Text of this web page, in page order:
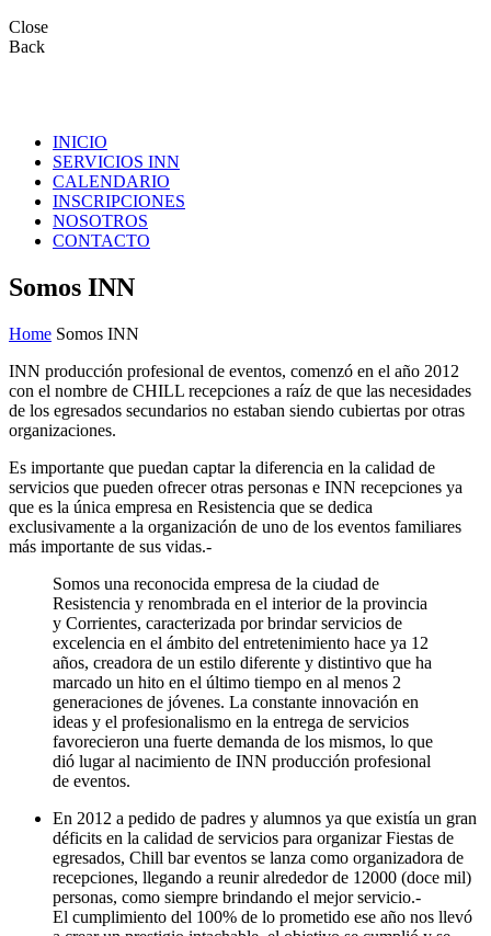
Close
Back
INICIO
SERVICIOS INN
CALENDARIO
INSCRIPCIONES
NOSOTROS
CONTACTO
Somos INN
Home Somos INN
INN producción profesional de eventos, comenzó en el año 2012
con el nombre de CHILL recepciones a raíz de que las necesidades
de los egresados secundarios no estaban siendo cubiertas por otras
organizaciones.
Es importante que puedan captar la diferencia en la calidad de
servicios que pueden ofrecer otras personas e INN recepciones ya
que es la única empresa en Resistencia que se dedica
exclusivamente a la organización de uno de los eventos familiares
más importante de sus vidas.-
Somos una reconocida empresa de la ciudad de
Resistencia y renombrada en el interior de la provincia
y Corrientes, caracterizada por brindar servicios de
excelencia en el ámbito del entretenimiento hace ya 12
años, creadora de un estilo diferente y distintivo que ha
marcado un hito en el último tiempo en al menos 2
generaciones de jóvenes. La constante innovación en
ideas y el profesionalismo en la entrega de servicios
favorecieron una fuerte demanda de los mismos, lo que
dió lugar al nacimiento de INN producción profesional
de eventos.
En 2012 a pedido de padres y alumnos ya que existía un gran
déficits en la calidad de servicios para organizar Fiestas de
egresados, Chill bar eventos se lanza como organizadora de
recepciones, llegando a reunir alrededor de 12000 (doce mil)
personas, como siempre brindando el mejor servicio.-
El cumplimiento del 100% de lo prometido ese año nos llevó